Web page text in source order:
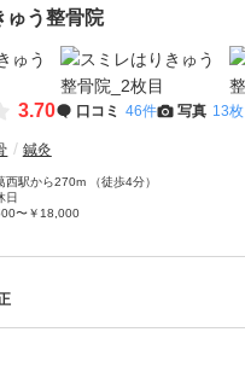
ゅう整骨院
3.70 口コミ 46件 写真 13枚
鍼灸
西駅から270m （徒歩4分）
日
〜￥18,000